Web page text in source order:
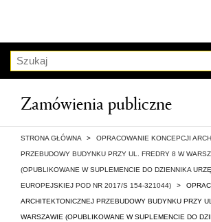
Szukaj
Zamówienia publiczne
STRONA GŁÓWNA > OPRACOWANIE KONCEPCJI
PRZEBUDOWY BUDYNKU PRZY UL. FREDRY 8 W
(OPUBLIKOWANE W SUPLEMENCIE DO DZIENNIKA
EUROPEJSKIEJ POD NR 2017/S 154-321044) >
ARCHITEKTONICZNEJ PRZEBUDOWY BUDYNKU PRZY
WARSZAWIE (OPUBLIKOWANE W SUPLEMENCIE DO